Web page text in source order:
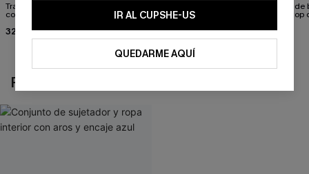
Traje de baño de una pieza
con espalda con cordones y
32,00 €
tropical reversible y braga
26,00 €29,00 €
Conjunto
hipster y
Tenderness
32,00 €
REVISAR RECIENTEMENTE
IR AL CUPSHE-US
QUEDARME AQUÍ